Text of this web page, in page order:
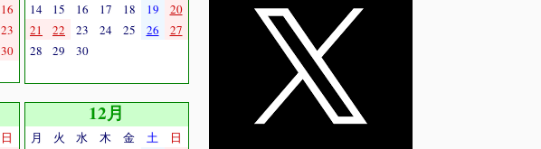
16
23
30
14
15 16 17 18 19
20
21
22 23 24 25 26
27
28
29 30
日
12月
月 火 水 木 金 土
日